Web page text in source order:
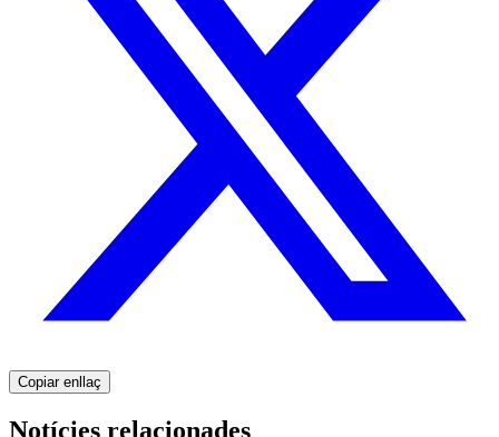
Copiar enllaç
Notícies relacionades